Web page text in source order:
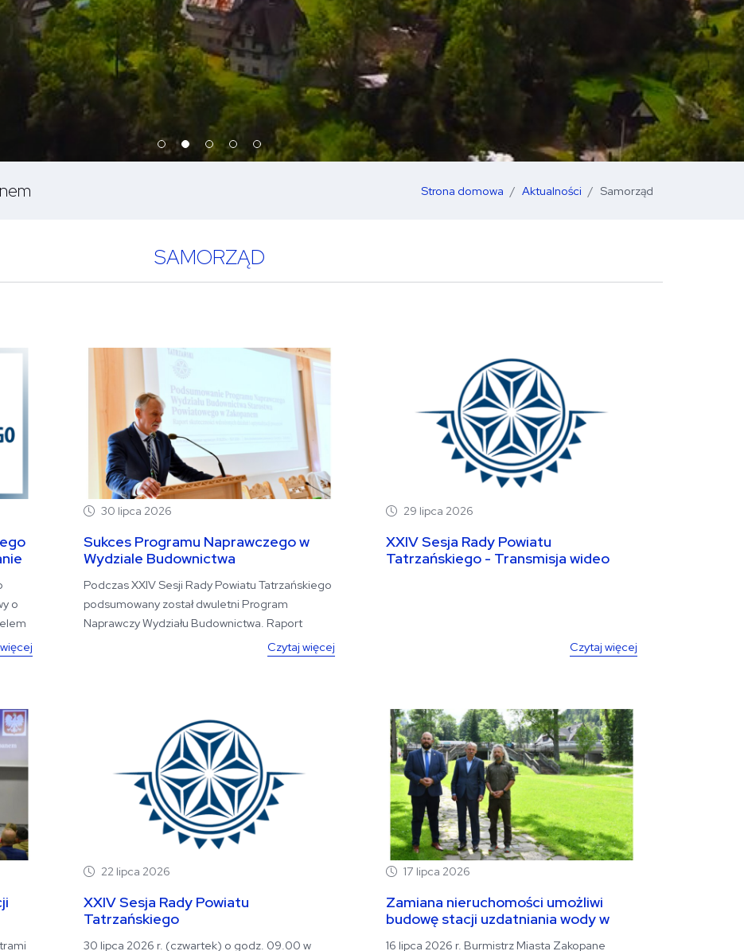
Strona domowa Aktualności Samorząd
SAMORZĄD
o
30 lipca 2026
Sukces Programu Naprawczego w
Wydziale Budownictwa
Podczas XXIV Sesji Rady Powiatu Tatrzańskiego
podsumowany został dwuletni Program
Naprawczy Wydziału Budownictwa. Raport
Czytaj więcej
29 lipca 2026
XXIV Sesja Rady Powiatu
Tatrzańskiego - Transmisja wideo
Czytaj więcej
22 lipca 2026
XXIV Sesja Rady Powiatu
Tatrzańskiego
30 lipca 2026 r. (czwartek) o godz. 09.00 w
17 lipca 2026
Zamiana nieruchomości umożliwi
budowę stacji uzdatniania wody w
16 lipca 2026 r. Burmistrz Miasta Zakopane